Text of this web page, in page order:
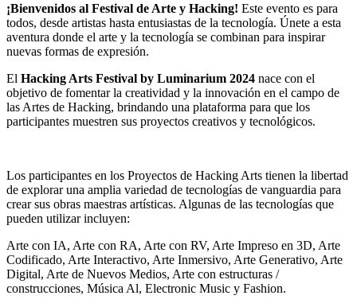
¡Bienvenidos al Festival de Arte y Hacking! Este evento es para
todos, desde artistas hasta entusiastas de la tecnología. Únete a esta
aventura donde el arte y la tecnología se combinan para inspirar
nuevas formas de expresión.
El Hacking Arts Festival by Luminarium 2024 nace con el
objetivo de fomentar la creatividad y la innovación en el campo de
las Artes de Hacking, brindando una plataforma para que los
participantes muestren sus proyectos creativos y tecnológicos.
Los participantes en los Proyectos de Hacking Arts tienen la libertad
de explorar una amplia variedad de tecnologías de vanguardia para
crear sus obras maestras artísticas. Algunas de las tecnologías que
pueden utilizar incluyen:
Arte con IA, Arte con RA, Arte con RV, Arte Impreso en 3D, Arte
Codificado, Arte Interactivo, Arte Inmersivo, Arte Generativo, Arte
Digital, Arte de Nuevos Medios, Arte con estructuras /
construcciones, Música Al, Electronic Music y Fashion.